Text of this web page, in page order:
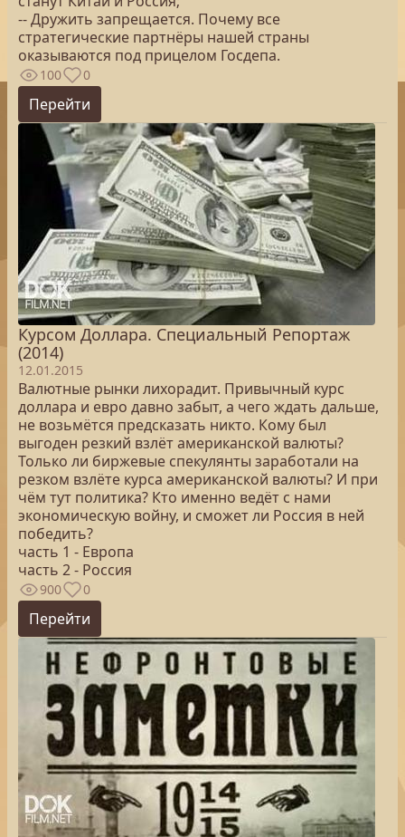
-- Дружить запрещается. Почему все
стратегические партнёры нашей страны
оказываются под прицелом Госдепа.
100 0
Перейти
Курсом Доллара. Специальный Репортаж
(2014)
12.01.2015
Валютные рынки лихорадит. Привычный курс
доллара и евро давно забыт, а чего ждать дальше,
не возьмётся предсказать никто. Кому был
выгоден резкий взлёт американской валюты?
Только ли биржевые спекулянты заработали на
резком взлёте курса американской валюты? И при
чём тут политика? Кто именно ведёт с нами
экономическую войну, и сможет ли Россия в ней
победить?
часть 1 - Европа
часть 2 - Россия
900 0
Перейти